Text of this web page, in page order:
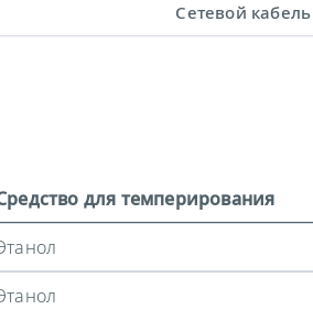
Сетевой
для темперирования